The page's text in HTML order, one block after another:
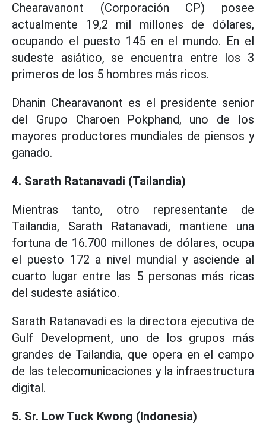
Chearavanont (Corporación CP) posee
actualmente 19,2 mil millones de dólares,
ocupando el puesto 145 en el mundo. En el
sudeste asiático, se encuentra entre los 3
primeros de los 5 hombres más ricos.
Dhanin Chearavanont es el presidente senior
del Grupo Charoen Pokphand, uno de los
mayores productores mundiales de piensos y
ganado.
4. Sarath Ratanavadi (Tailandia)
Mientras tanto, otro representante de
Tailandia, Sarath Ratanavadi, mantiene una
fortuna de 16.700 millones de dólares, ocupa
el puesto 172 a nivel mundial y asciende al
cuarto lugar entre las 5 personas más ricas
del sudeste asiático.
Sarath Ratanavadi es la directora ejecutiva de
Gulf Development, uno de los grupos más
grandes de Tailandia, que opera en el campo
de las telecomunicaciones y la infraestructura
digital.
5. Sr. Low Tuck Kwong (Indonesia)